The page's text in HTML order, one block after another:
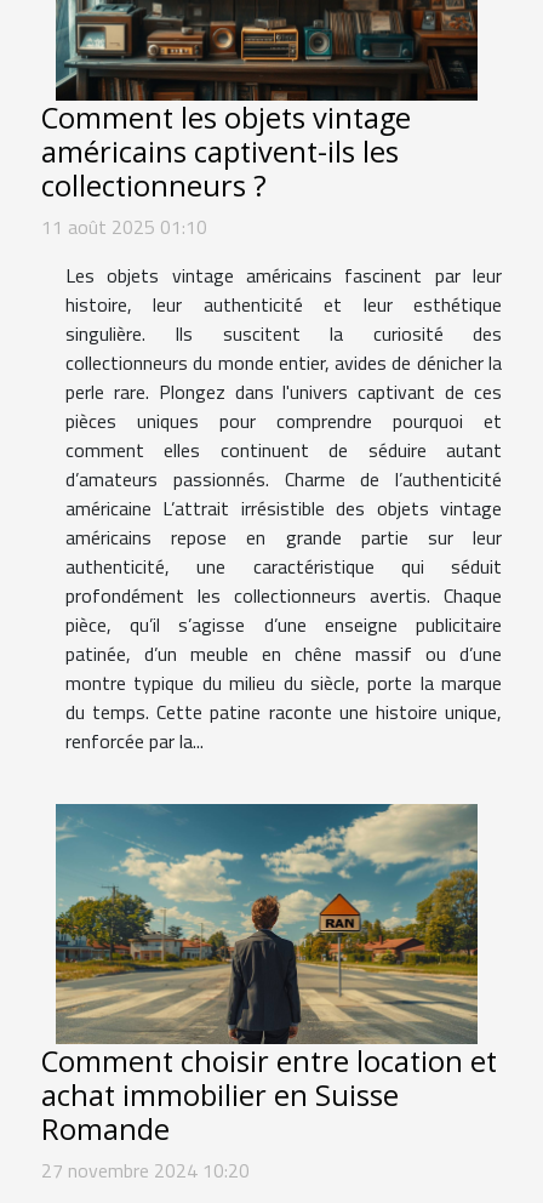
Comment les objets vintage
américains captivent-ils les
collectionneurs ?
11 août 2025 01:10
Les objets vintage américains fascinent par leur
histoire, leur authenticité et leur esthétique
singulière. Ils suscitent la curiosité des
collectionneurs du monde entier, avides de dénicher la
perle rare. Plongez dans l'univers captivant de ces
pièces uniques pour comprendre pourquoi et
comment elles continuent de séduire autant
d’amateurs passionnés. Charme de l’authenticité
américaine L’attrait irrésistible des objets vintage
américains repose en grande partie sur leur
authenticité, une caractéristique qui séduit
profondément les collectionneurs avertis. Chaque
pièce, qu’il s’agisse d’une enseigne publicitaire
patinée, d’un meuble en chêne massif ou d’une
montre typique du milieu du siècle, porte la marque
du temps. Cette patine raconte une histoire unique,
renforcée par la...
Comment choisir entre location et
achat immobilier en Suisse
Romande
27 novembre 2024 10:20